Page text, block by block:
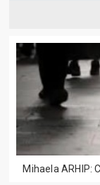
Mihaela ARHIP: